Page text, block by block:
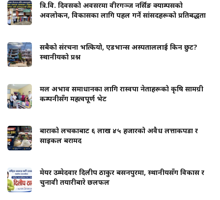
त्रि.वि. दिवसको अवसरमा वीरगञ्ज नर्सिङ क्याम्पसको
अवलोकन, विकासका लागि पहल गर्ने सांसदहरूको प्रतिबद्धता
सबैको संरचना भत्कियो, एडभान्स अस्पताललाई किन छुट?
स्थानीयको प्रश्न
मल अभाव समाधानका लागि रास्वपा नेताहरूको कृषि सामग्री
कम्पनीसँग महत्वपूर्ण भेट
बाराको लचकाबाट ६ लाख ४५ हजारको अवैध लत्ताकपडा र
साइकल बरामद
मेयर उम्मेदवार दिलीप ठाकुर बसनपुरमा, स्थानीयसँग विकास र
चुनावी तयारीबारे छलफल